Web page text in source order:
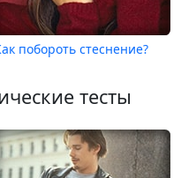
побороть стеснение?
тесты